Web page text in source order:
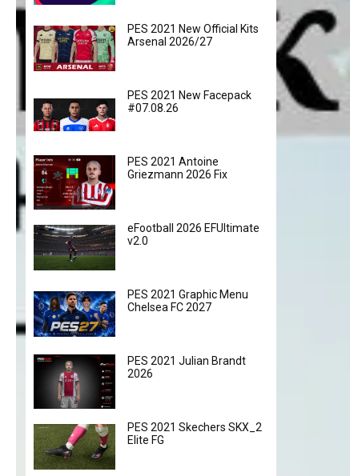
PES 2021 New Official Kits
Arsenal 2026/27
PES 2021 New Facepack
#07.08.26
PES 2021 Antoine
Griezmann 2026 Fix
eFootball 2026 EFUltimate
v2.0
PES 2021 Graphic Menu
Chelsea FC 2027
PES 2021 Julian Brandt
2026
PES 2021 Skechers SKX_2
Elite FG